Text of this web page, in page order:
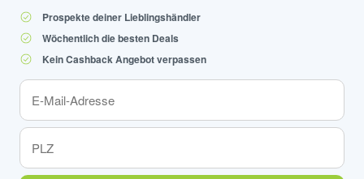
Prospekte deiner Lieblingshändler
Wöchentlich die besten Deals
Kein Cashback Angebot verpassen